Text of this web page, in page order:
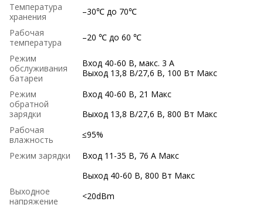
Температура
хранения
–30℃ до 70℃
Рабочая
температура
–20 ℃ до 60 ℃
Режим
обслуживания
батареи
Вход 40-60 В, макс. 3 А
Выход 13,8 В/27,6 В, 100 Вт Макс
Режим
обратной
зарядки
Вход 40-60 В, 21 Макс
Выход 13,8 В/27,6 В, 800 Вт Макс
Рабочая
влажность
≤95%
Режим зарядки
Вход 11-35 В, 76 А Макс
Выход 40-60 В, 800 Вт Макс
Выходное
напряжение
<20dBm